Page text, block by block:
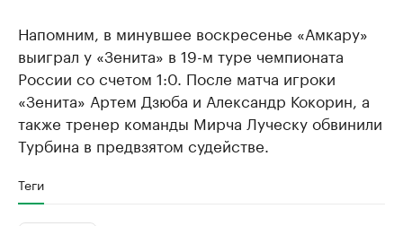
Напомним, в минувшее воскресенье «Амкару»
выиграл у «Зенита» в 19-м туре чемпионата
России со счетом 1:0. После матча игроки
«Зенита» Артем Дзюба и Александр Кокорин, а
также тренер команды Мирча Луческу обвинили
Турбина в предвзятом судействе.
Теги